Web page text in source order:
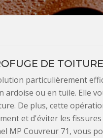
DE
particulièrement
ou en tuile. Elle
De plus, cette
et d'éviter les fissures
MP Couvreur 71, vous